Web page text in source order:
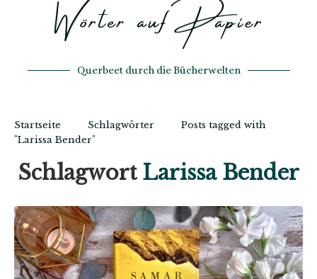
Querbeet durch die Bücherwelten
Startseite Schlagwörter
Posts tagged with
"Larissa Bender"
Schlagwort Larissa Bender